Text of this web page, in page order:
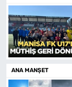
ANA MANŞET